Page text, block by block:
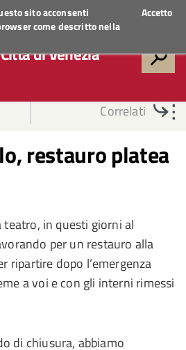
sito acconsenti
come descritto nella
Accetto
Città di Venezia
Correlati
restauro platea
in questi giorni al
per un restauro alla
ripartire dopo l’emergenza
a voi e con gli interni rimessi
di chiusura, abbiamo